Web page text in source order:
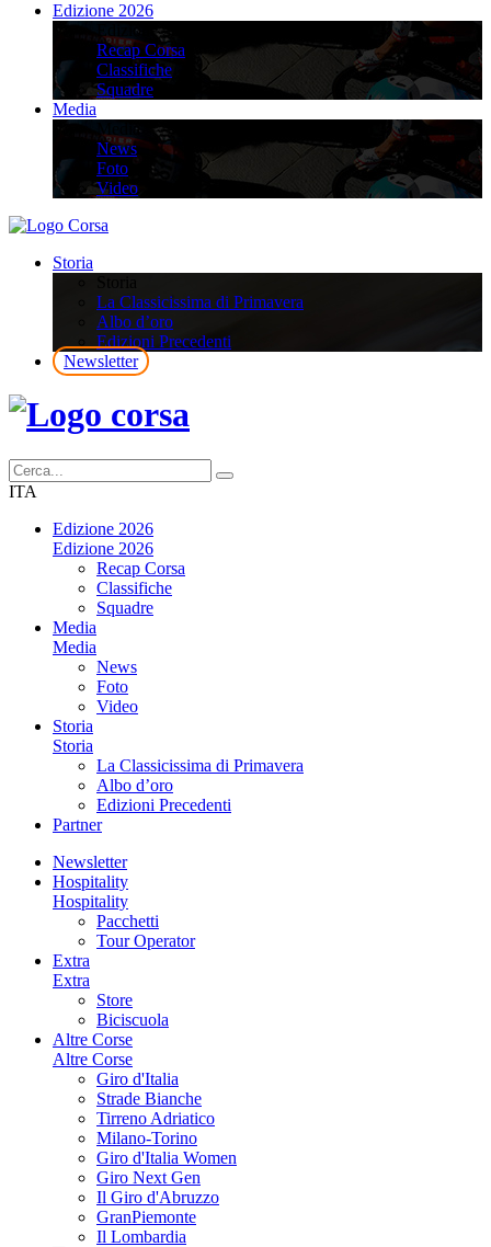
Edizione 2026
Edizione 2026
Recap Corsa
Classifiche
Squadre
Media
Media
News
Foto
Video
Storia
La Classicissima di Primavera
Albo d’oro
Edizioni Precedenti
Newsletter
ITA
Edizione 2026
Edizione 2026
Recap Corsa
Classifiche
Squadre
Media
Media
News
Foto
Video
Storia
Storia
La Classicissima di Primavera
Albo d’oro
Edizioni Precedenti
Partner
Newsletter
Hospitality
Hospitality
Pacchetti
Tour Operator
Extra
Extra
Store
Biciscuola
Altre Corse
Altre Corse
Giro d'Italia
Strade Bianche
Tirreno Adriatico
Milano-Torino
Giro d'Italia Women
Giro Next Gen
Il Giro d'Abruzzo
GranPiemonte
Il Lombardia